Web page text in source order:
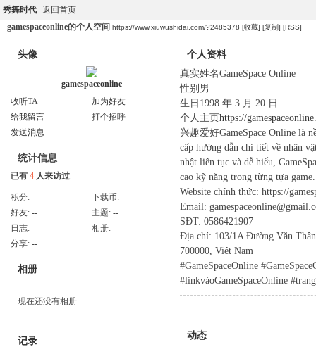
秀舞时代 返回首页
gamespaceonline的个人空间 https://www.xiuwushidai.com/?2485378 [收藏] [复制] [RSS]
头像
gamespaceonline
收听TA
加为好友
给我留言
打个招呼
发送消息
统计信息
已有 4 人来访过
积分: -- 下载币: --
好友: -- 主题: --
日志: -- 相册: --
分享: --
相册
现在还没有相册
记录
个人资料
真实姓名GameSpace Online
性别 男
生日1998 年 3 月 20 日
个人主页https://
兴趣爱好GameSpace Online là
cấp hướng dẫn chi tiết về nhân
nhật liên tục và dễ hiểu,
cao kỹ năng trong từng tựa game.
Website chính thức: https://
Email:
SĐT: 0586421907
Địa chỉ: 103/1A Đường Văn
700000, Việt Nam
#GameSpaceOnline
#linkvàoGameSpaceOnline
动态